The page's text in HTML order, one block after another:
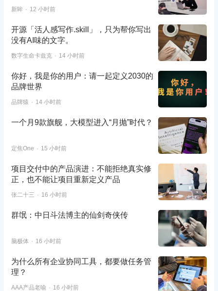
新眸 12 小时前
开源「活人感写作.skill」，只为帮你写出
没有AI味的文字。
数字生命卡兹克 14 小时前
你好，我是你的用户：请一起定义2030的
品牌世界
品牌猿 14 小时前
一个月9款旗舰，大模型进入“月抛”时代？
定焦One 15 小时前
项目交付中的产品演进：不能拒绝真实修
正，也不能让项目重新定义产品
张二十三 16 小时前
群氓：中日斗法博主的仙剑奇侠传
脑极体 16 小时前
为什么所有企业协同工具，都要做任务管
理？
AAA产品老喻 16 小时前